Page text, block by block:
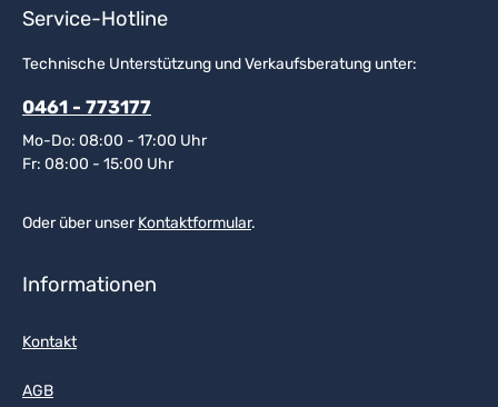
Service-Hotline
Technische Unterstützung und Verkaufsberatung unter:
0461 - 773177
Mo-Do: 08:00 - 17:00 Uhr
Fr: 08:00 - 15:00 Uhr
Oder über unserKontaktformular.
Informationen
Kontakt
AGB